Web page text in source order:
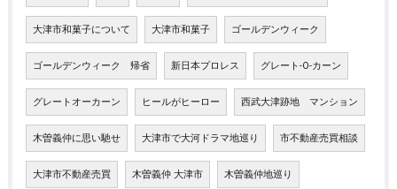
大津市和菓子について 大津市和菓子 ゴールデンウィーク
ゴールデンウィーク 帰省 新日本プロレス グレート-O-カーン
グレートオーカーン ヒールがヒーロー 西武大津跡地 マンション
木曽義仲に思い馳せ 大津市で大河ドラマ地巡り 市不動産売買相談
大津市不動産売買 木曽義仲 大津市 木曽義仲地巡り